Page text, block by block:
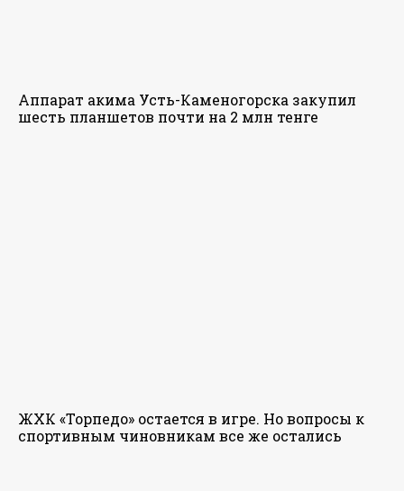
Аппарат акима Усть-Каменогорска закупил
шесть планшетов почти на 2 млн тенге
ЖХК «Торпедо» остается в игре. Но вопросы к
спортивным чиновникам все же остались